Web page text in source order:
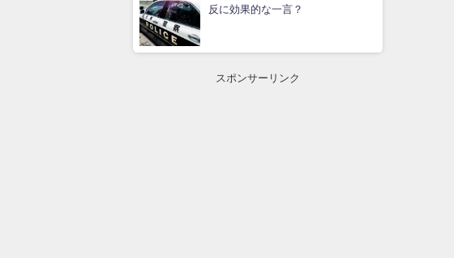
反に効果的な一言？
スポンサーリンク